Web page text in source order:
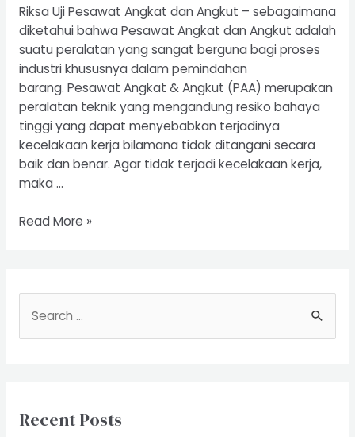
Riksa Uji Pesawat Angkat dan Angkut – sebagaimana
diketahui bahwa Pesawat Angkat dan Angkut adalah
suatu peralatan yang sangat berguna bagi proses
industri khususnya dalam pemindahan
barang. Pesawat Angkat & Angkut (PAA) merupakan
peralatan teknik yang mengandung resiko bahaya
tinggi yang dapat menyebabkan terjadinya
kecelakaan kerja bilamana tidak ditangani secara
baik dan benar. Agar tidak terjadi kecelakaan kerja,
maka …
Riksa
dan
Angkut
Read More »
h
Recent Posts